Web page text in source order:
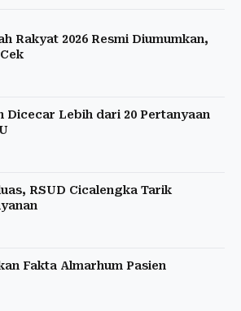
Rakyat 2026 Resmi Diumumkan,
Dicecar Lebih dari 20 Pertanyaan
RSUD Cicalengka Tarik
Fakta Almarhum Pasien